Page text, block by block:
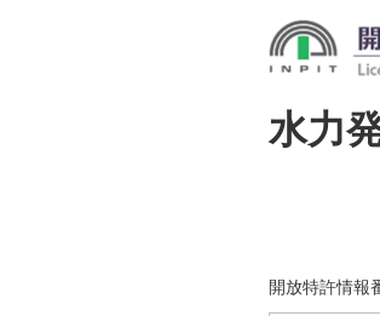
水力
開放特許情報